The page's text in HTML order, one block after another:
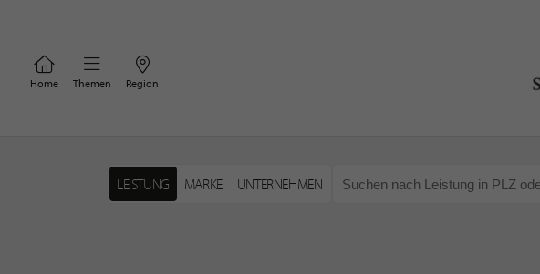
Home Themen Region
LEISTUNG MARKE UNTERNEHMEN